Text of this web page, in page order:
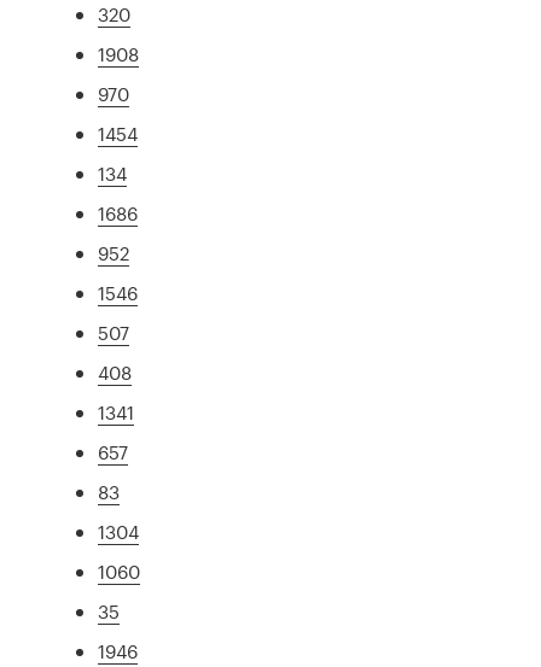
320
1908
970
1454
134
1686
952
1546
507
408
1341
657
83
1304
1060
35
1946